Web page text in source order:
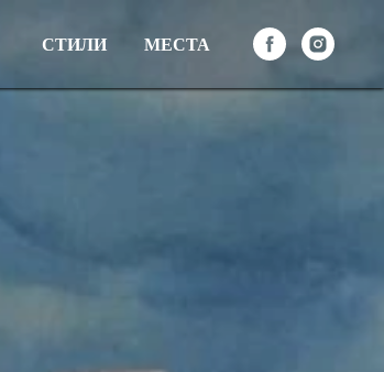
СТИЛИ МЕСТА